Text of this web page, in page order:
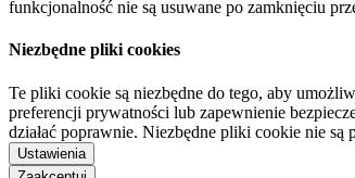
funkcjonalność nie są usuwane po zamknięciu
Niezbędne pliki cookies
Te pliki cookie są niezbędne do tego, aby
preferencji prywatności lub zapewnienie
działać poprawnie. Niezbędne pliki cookie nie
Ustawienia